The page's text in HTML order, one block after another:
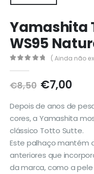
Yamashita
WS95
( Ainda não
€8,50 O
original
era:
€8,50.
€7,00O
é:
Depois de anos de
cores, a Yamashita
clássico Totto Sutte.
Este palhaço mantém
anteriores que
da marca, como a